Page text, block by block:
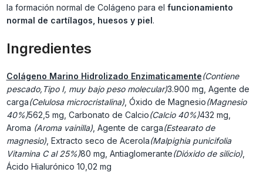
la formación normal de Colágeno para el funcionamiento
normal de cartílagos, huesos y piel.
Ingredientes
Colágeno Marino Hidrolizado Enzimaticamente(Contiene
pescado,Tipo I, muy bajo peso molecular)3.900 mg, Agente de
carga(Celulosa microcristalina), Óxido de Magnesio(Magnesio
40%)562,5 mg, Carbonato de Calcio(Calcio 40%)432 mg,
Aroma (Aroma vainilla), Agente de carga(Estearato de
magnesio), Extracto seco de Acerola(Malpighia punicifolia
Vitamina C al 25%)80 mg, Antiaglomerante(Dióxido de silicio),
Ácido Hialurónico 10,02 mg